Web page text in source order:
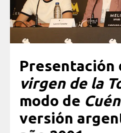
Presentación
virgen de la
modo de
versión